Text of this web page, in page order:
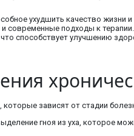
ухудшить качество
современные подходы к
способствует улучшению
зависят от стадии
гноя из уха, которое